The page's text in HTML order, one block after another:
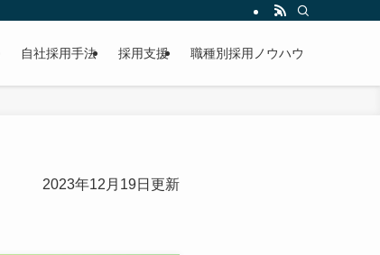
自社採用手法 採用支援 職種別採用ノウハウ
2023年12月19日更新